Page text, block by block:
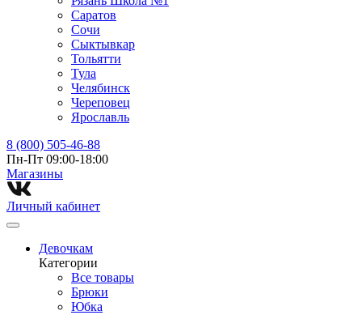
Саратов
Сочи
Сыктывкар
Тольятти
Тула
Челябинск
Череповец
Ярославль
8 (800) 505-46-88
Пн-Пт 09:00-18:00
Магазины⁠
Личный кабинет
Девочкам
Категории
Все товары
Брюки
Юбка